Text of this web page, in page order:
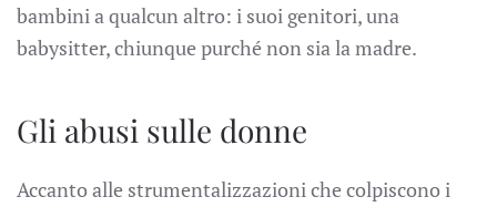
bambini a qualcun altro: i suoi genitori, una
babysitter, chiunque purché non sia la madre.
Gli abusi sulle donne
Accanto alle strumentalizzazioni che colpiscono i